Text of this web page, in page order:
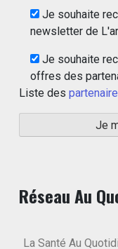
Je souhaite
newsletter de
Je souhaite
offres des
Liste des
Réseau Au
La Santé Au